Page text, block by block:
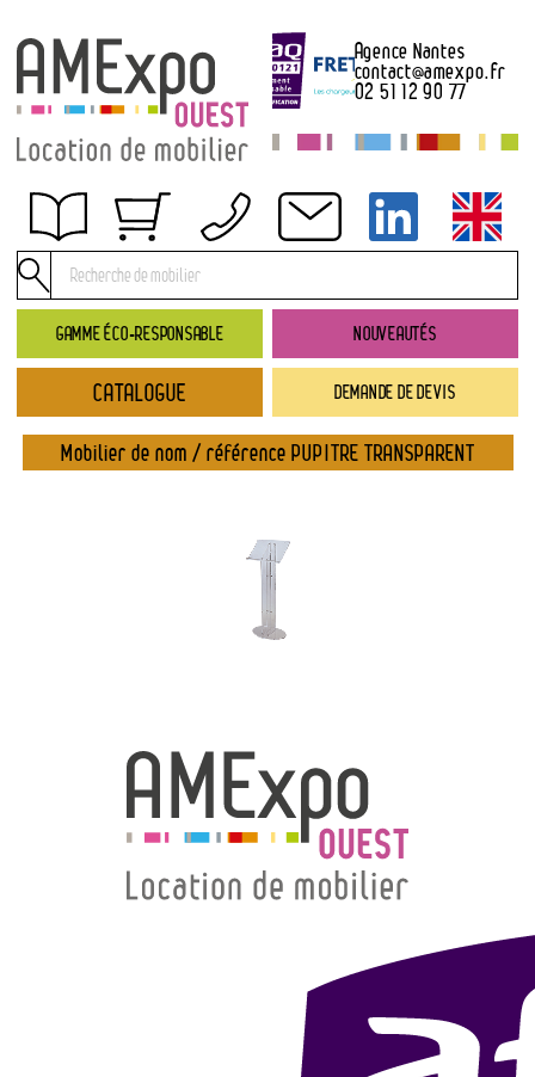
GAMME ÉCO-RESPONSABLE NOUVEAUTÉS
DEMANDE DE DEVIS
Agence Nantes
contact@amexpo.fr
02 51 12 90 77
Obtenir un devis
Conditions générales de location
Conditions de règlement
Contact
Catalogue
→ Nouveautés
→ Gamme éco-responsable
CATALOGUE
Mobilier de nom / référence PUPITRE TRANSPARENT